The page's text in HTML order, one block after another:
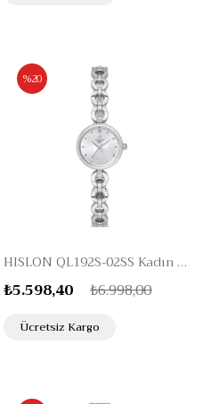
HISLON QL192S-02SS Kadın Kol Saati
₺5.598,40 ₺6.998,00
%20
Ücretsiz Kargo